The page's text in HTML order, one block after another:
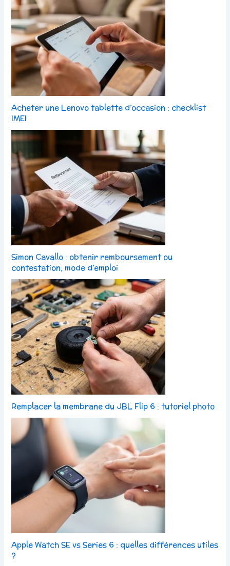
Acheter une Lenovo tablette d’occasion : checklist
IMEI
Simon Cavallo : obtenir remboursement ou
contestation, mode d’emploi
Remplacer la membrane du JBL Flip 6 : tutoriel photo
Apple Watch SE vs Series 6 : quelles différences utiles
?